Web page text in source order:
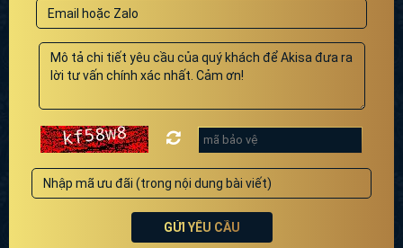
GỬI YÊU CẦU